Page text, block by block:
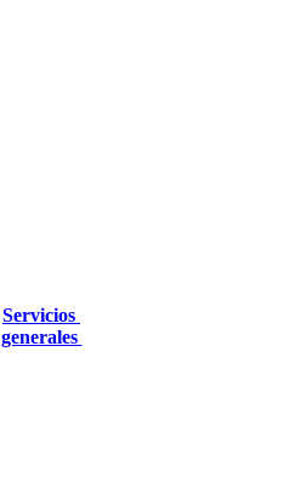
Servicios
generales